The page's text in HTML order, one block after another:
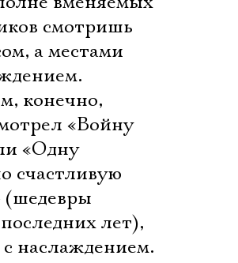
смотришь
а местами
конечно,
«Войну
«Одну
счастливую
(шедевры
лет),
наслаждением.